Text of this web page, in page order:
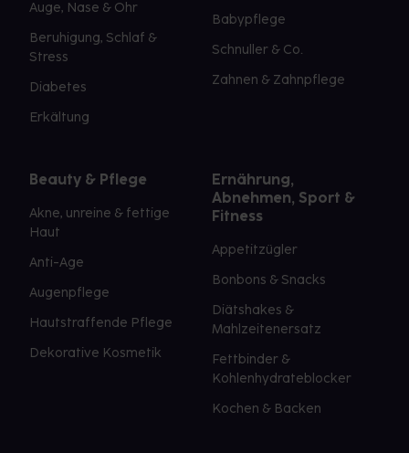
Auge, Nase & Ohr
Beruhigung, Schlaf &
Stress
Diabetes
Erkältung
Babypflege
Schnuller & Co.
Zahnen & Zahnpflege
Beauty & Pflege
Akne, unreine & fettige
Haut
Anti-Age
Augenpflege
Hautstraffende Pflege
Dekorative Kosmetik
Ernährung,
Abnehmen, Sport &
Fitness
Appetitzügler
Bonbons & Snacks
Diätshakes &
Mahlzeitenersatz
Fettbinder &
Kohlenhydrateblocker
Kochen & Backen